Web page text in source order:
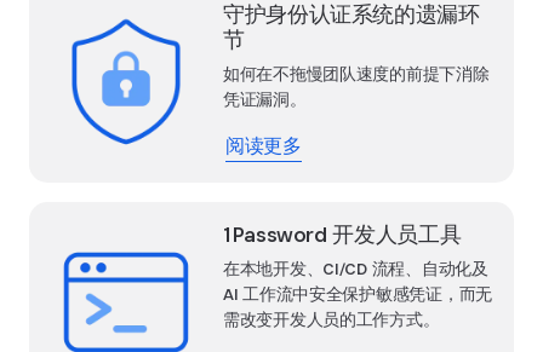
守护身份认证系统的遗漏环
节
如何在不拖慢团队速度的前提下消除
凭证漏洞。
阅读更多
1Password 开发人员工具
在本地开发、CI/CD 流程、自动化及
AI 工作流中安全保护敏感凭证，而无
需改变开发人员的工作方式。